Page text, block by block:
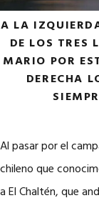
A LA
DE LOS
MARIO POR
DERECHA
Al pasar por el
chileno que
a El Chaltén, que